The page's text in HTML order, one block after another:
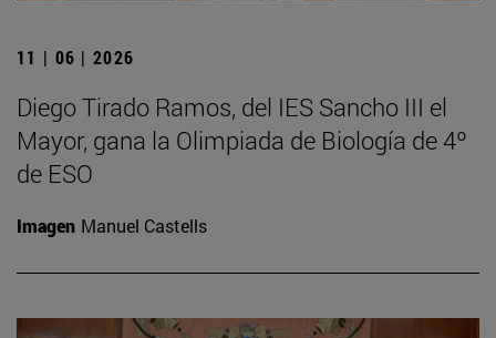
11 | 06 | 2026
Diego Tirado Ramos, del IES Sancho III el
Mayor, gana la Olimpiada de Biología de 4º
de ESO
Imagen Manuel Castells